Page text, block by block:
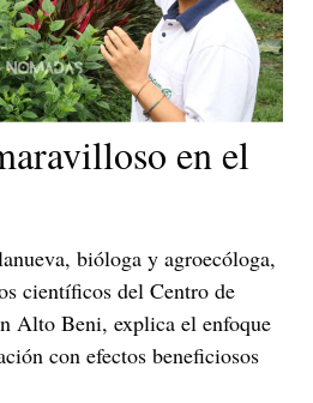
en el
bióloga y agroecóloga,
científicos del Centro de
Alto Beni, explica el enfoque
con efectos beneficiosos